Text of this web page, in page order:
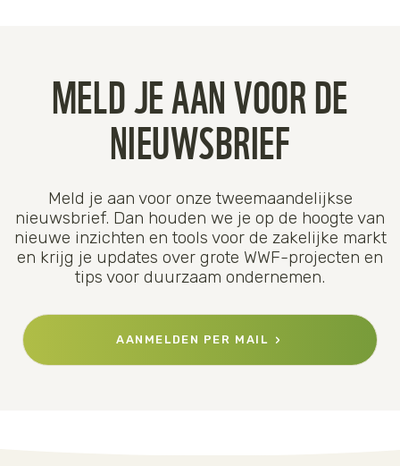
MELD JE AAN VOOR DE
NIEUWSBRIEF
Meld je aan voor onze tweemaandelijkse
nieuwsbrief. Dan houden we je op de hoogte van
nieuwe inzichten en tools voor de zakelijke markt
en krijg je updates over grote WWF-projecten en
tips voor duurzaam ondernemen.
AANMELDEN PER MAIL